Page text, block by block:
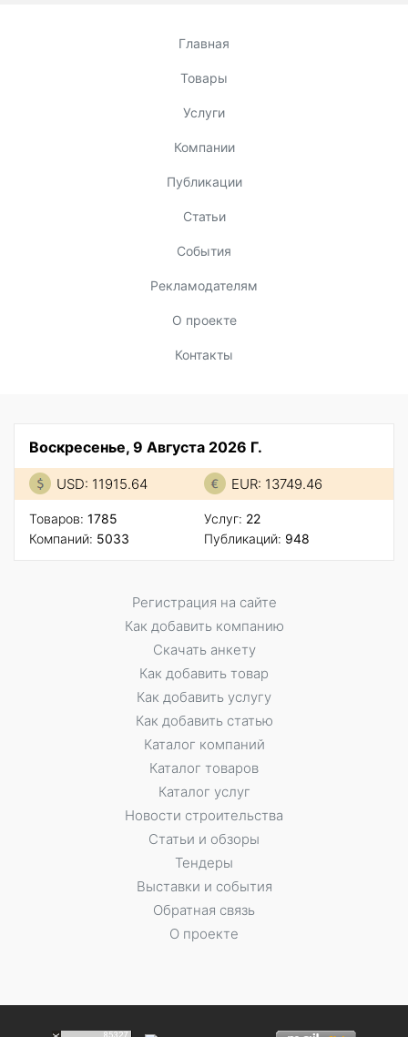
Главная
Товары
Услуги
Компании
Публикации
Статьи
События
Рекламодателям
О проекте
Контакты
Воскресенье, 9 Августа 2026 Г.
USD: 11915.64 EUR: 13749.46
Товаров: 1785
Компаний: 5033
Услуг: 22
Публикаций: 948
Регистрация на сайте
Как добавить компанию
Скачать анкету
Как добавить товар
Как добавить услугу
Как добавить статью
Каталог компаний
Каталог товаров
Каталог услуг
Новости строительства
Статьи и обзоры
Тендеры
Выставки и события
Обратная связь
О проекте